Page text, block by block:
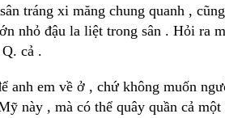
tráng xi măng chung quanh ,
nhỏ đậu la liệt trong sân . Hỏi ra
cả .
anh em về ở , chứ không muốn
này , mà có thể quây quần cả một